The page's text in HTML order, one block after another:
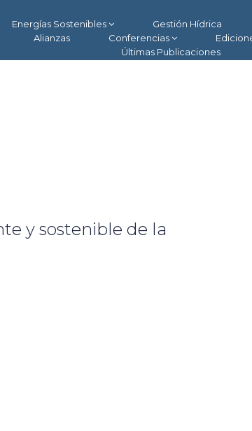
Energías Sostenibles Gestión Hídrica
Alianzas Conferencias
Últimas Publicaciones
y sostenible de la